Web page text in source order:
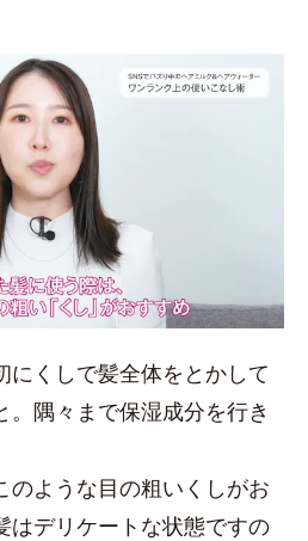
にくしで髪全体をとかして
隅々まで保湿成分を行き
のような目の粗いくしがお
はデリケートな状態ですの